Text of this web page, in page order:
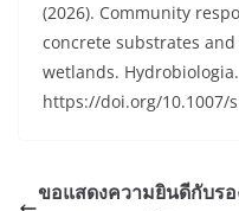
(2026). Community
concrete substrates
wetlands. Hydrobiologia.
https://doi.org/10.1007/
ขอแสดงความยินดีกับร